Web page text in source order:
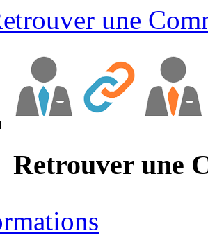
une
Retrouver une